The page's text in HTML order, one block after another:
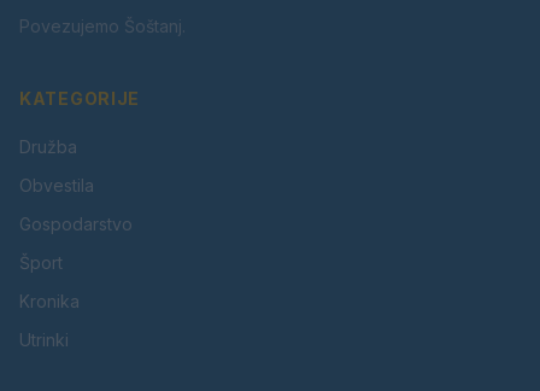
Povezujemo Šoštanj.
KATEGORIJE
Družba
Obvestila
Gospodarstvo
Šport
Kronika
Utrinki